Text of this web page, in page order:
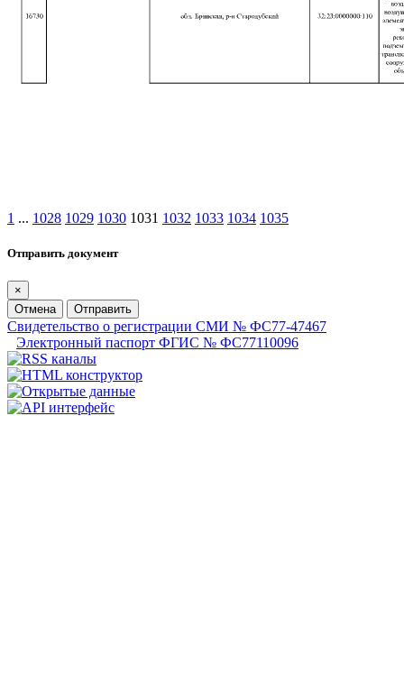
1 ... 1028 1029 1030 1031 1032 1033 1034 1035
Отправить документ
×
Отмена
Отправить
Свидетельство о регистрации СМИ № ФС77-47467
Электронный паспорт ФГИС № ФС77110096